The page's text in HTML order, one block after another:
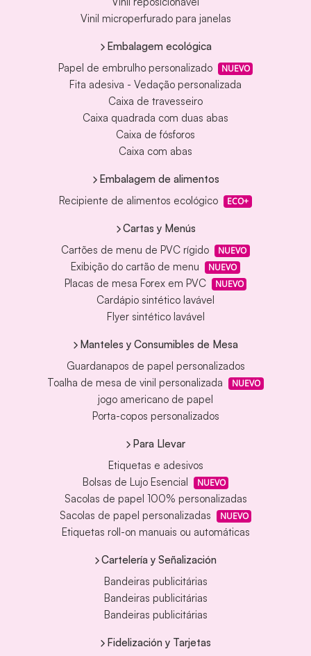
Vinil microperfurado para janelas
Embalagem ecológica
Papel de embrulho personalizado
NUEVO
Fita adesiva - Vedação personalizada
Caixa de travesseiro
Caixa quadrada com duas abas
Caixa de fósforos
Caixa com abas
Embalagem de alimentos
Recipiente de alimentos ecológico
ECO+
Cartas y Menús
Cartões de menu de PVC rígido
NUEVO
Exibição do cartão de menu NUEVO
Placas de mesa Forex em PVC NUEVO
Cardápio sintético lavável
Flyer sintético lavável
Manteles y Consumibles de Mesa
Guardanapos de papel personalizados
Toalha de mesa de vinil personalizada
NUEVO
jogo americano de papel
Porta-copos personalizados
Para Llevar
Etiquetas e adesivos
Bolsas de Lujo Esencial
NUEVO
Sacolas de papel 100% personalizadas
Sacolas de papel personalizadas
NUEVO
Etiquetas roll-on manuais ou automáticas
Cartelería y Señalización
Bandeiras publicitárias
Bandeiras publicitárias
Bandeiras publicitárias
Fidelización y Tarjetas